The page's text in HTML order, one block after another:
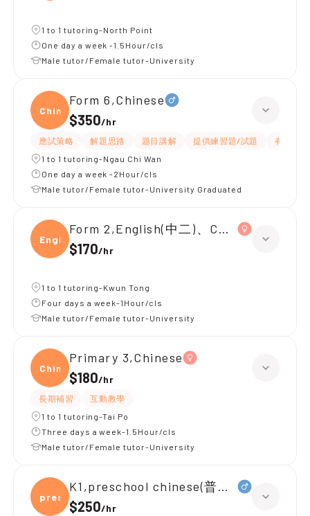
1 to 1 tutoring-North Point
One day a week -1.5Hour/cls
Male tutor/Female tutor-University
Chine
Form 6,Chinese
$350/hr
應試策略 解題思路 題目講解 提供練習題/試題
有耐性
1 to 1 tutoring-Ngau Chi Wan
One day a week -2Hour/cls
Male tutor/Female tutor-University Graduated
Engli
Form 2,English(中二)、Chinese(中二)
$170/hr
1 to 1 tutoring-Kwun Tong
Four days a week-1Hour/cls
Male tutor/Female tutor-University
Chine
Primary 3,Chinese
$180/hr
長期補習
互動教學
1 to 1 tutoring-Tai Po
Three days a week-1.5Hour/cls
Male tutor/Female tutor-University
presc
K1,preschool chinese(普通話)
$250/hr